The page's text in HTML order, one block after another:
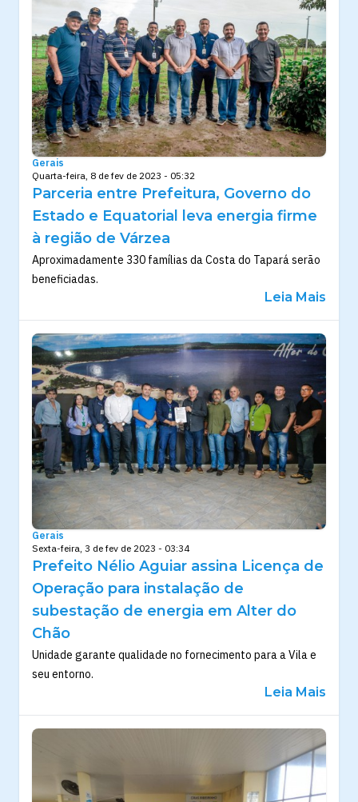
Gerais
Quarta-feira, 8 de fev de 2023 - 05:32
Parceria entre Prefeitura, Governo do
Estado e Equatorial leva energia firme
à região de Várzea
Aproximadamente 330 famílias da Costa do Tapará serão
beneficiadas.
Leia Mais
Gerais
Sexta-feira, 3 de fev de 2023 - 03:34
Prefeito Nélio Aguiar assina Licença de
Operação para instalação de
subestação de energia em Alter do
Chão
Unidade garante qualidade no fornecimento para a Vila e
seu entorno.
Leia Mais